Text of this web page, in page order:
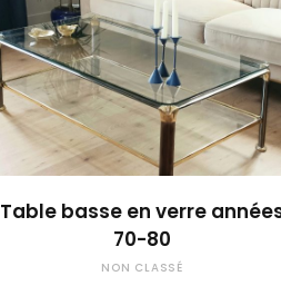
Table basse en verre
70-80
NON CLASSÉ